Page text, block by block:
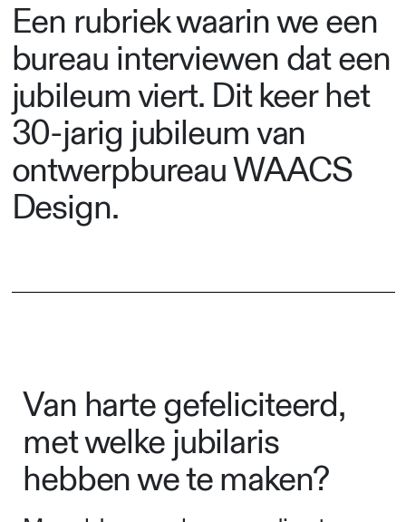
Een rubriek waarin we een
bureau interviewen dat een
jubileum viert. Dit keer het
30-jarig jubileum van
ontwerpbureau WAACS
Design.
Van harte gefeliciteerd,
met welke jubilaris
hebben we te maken?